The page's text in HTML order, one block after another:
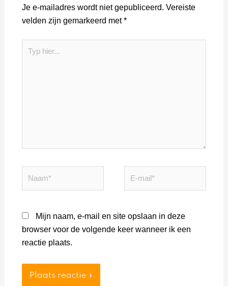
Je e-mailadres wordt niet gepubliceerd. Vereiste
velden zijn gemarkeerd met*
Mijn naam, e-mail en site opslaan in deze
browser voor de volgende keer wanneer ik een
reactie plaats.